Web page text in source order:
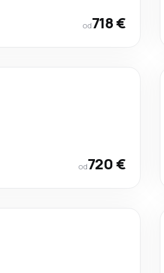
od718 €
od720 €